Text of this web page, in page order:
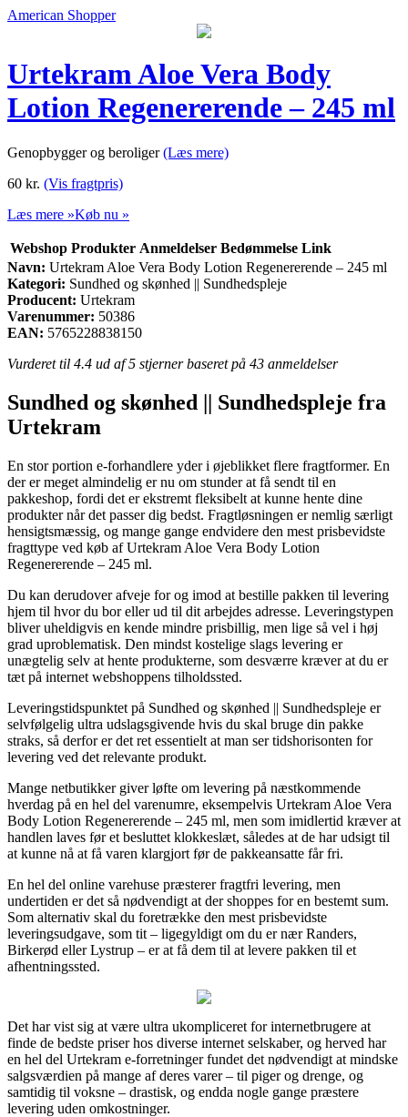
American Shopper
Urtekram Aloe Vera Body
Lotion Regenererende – 245 ml
Genopbygger og beroliger(Læs mere)
60 kr. (Vis fragtpris)
Læs mere »Køb nu »
Webshop Produkter Anmeldelser Bedømmelse Link
Navn: Urtekram Aloe Vera Body Lotion Regenererende – 245 ml
Kategori: Sundhed og skønhed || Sundhedspleje
Producent: Urtekram
Varenummer: 50386
EAN: 5765228838150
Vurderet til 4.4 ud af 5 stjerner baseret på 43 anmeldelser
Sundhed og skønhed || Sundhedspleje fra
Urtekram
En stor portion e-forhandlere yder i øjeblikket flere fragtformer. En
der er meget almindelig er nu om stunder at få sendt til en
pakkeshop, fordi det er ekstremt fleksibelt at kunne hente dine
produkter når det passer dig bedst. Fragtløsningen er nemlig særligt
hensigtsmæssig, og mange gange endvidere den mest prisbevidste
fragttype ved køb af Urtekram Aloe Vera Body Lotion
Regenererende – 245 ml.
Du kan derudover afveje for og imod at bestille pakken til levering
hjem til hvor du bor eller ud til dit arbejdes adresse. Leveringstypen
bliver uheldigvis en kende mindre prisbillig, men lige så vel i høj
grad uproblematisk. Den mindst kostelige slags levering er
unægtelig selv at hente produkterne, som desværre kræver at du er
tæt på internet webshoppens tilholdssted.
Leveringstidspunktet på Sundhed og skønhed || Sundhedspleje er
selvfølgelig ultra udslagsgivende hvis du skal bruge din pakke
straks, så derfor er det ret essentielt at man ser tidshorisonten for
levering ved det relevante produkt.
Mange netbutikker giver løfte om levering på næstkommende
hverdag på en hel del varenumre, eksempelvis Urtekram Aloe Vera
Body Lotion Regenererende – 245 ml, men som imidlertid kræver at
handlen laves før et besluttet klokkeslæt, således at de har udsigt til
at kunne nå at få varen klargjort før de pakkeansatte får fri.
En hel del online varehuse præsterer fragtfri levering, men
undertiden er det så nødvendigt at der shoppes for en bestemt sum.
Som alternativ skal du foretrække den mest prisbevidste
leveringsudgave, som tit – ligegyldigt om du er nær Randers,
Birkerød eller Lystrup – er at få dem til at levere pakken til et
afhentningssted.
Det har vist sig at være ultra ukompliceret for internetbrugere at
finde de bedste priser hos diverse internet selskaber, og herved har
en hel del Urtekram e-forretninger fundet det nødvendigt at mindske
salgsværdien på mange af deres varer – til piger og drenge, og
samtidig til voksne – drastisk, og endda nogle gange præstere
levering uden omkostninger.